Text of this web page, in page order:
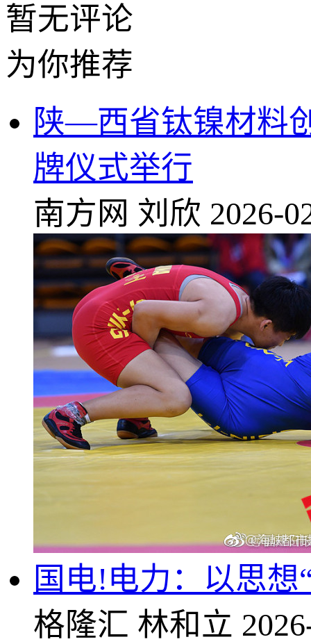
暂无评论
为你推荐
陕—西省钛镍材料
牌仪式举行
南方网 刘欣 2026-
国电!电力：以思想
格隆汇 林和立